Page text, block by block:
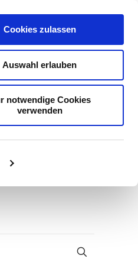
Cookies zulassen
Auswahl erlauben
notwendige Cookies
verwenden